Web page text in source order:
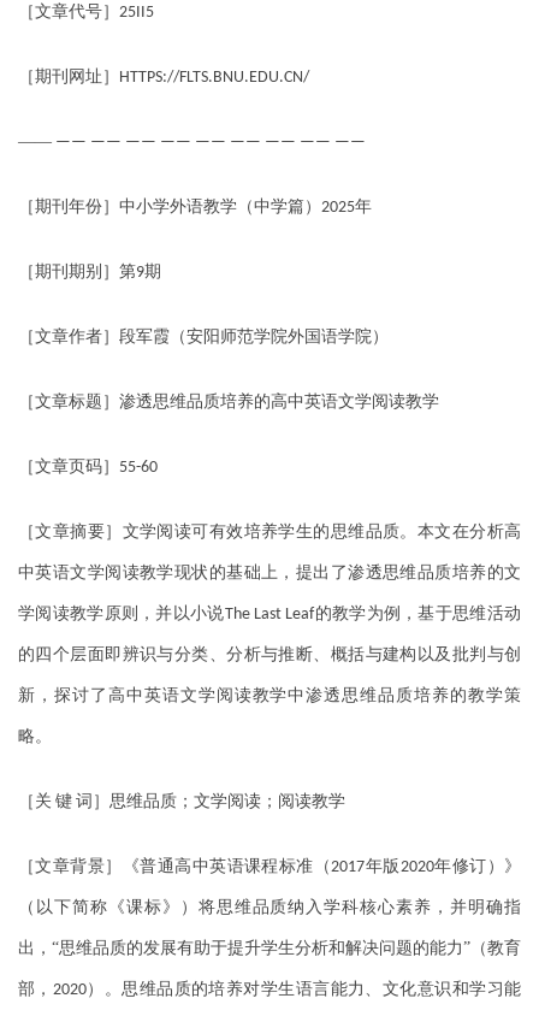
［文章代号］ 25II5
［期刊网址］ HTTPS://FLTS.BNU.EDU.CN/
—— —— —— —— —— —— —— —— —— ——
［期刊年份］中小学外语教学（中学篇） 2025年
［期刊期别］第9期
［文章作者］段军霞（安阳师范学院外国语学院）
［文章标题］渗透思维品质培养的高中英语文学阅读教学
［文章页码］ 55-60
［文章摘要］文学阅读可有效培养学生的思维品质。本文在分析高
中英语文学阅读教学现状的基础上，提出了渗透思维品质培养的文
学阅读教学原则，并以小说The Last Leaf的教学为例，基于思维活动
的四个层面即辨识与分类、分析与推断、概括与建构以及批判与创
新，探讨了高中英语文学阅读教学中渗透思维品质培养的教学策
略。
［关 键 词］思维品质；文学阅读；阅读教学
［文章背景］《普通高中英语课程标准（2017年版2020年修订）》
（以下简称《课标》）将思维品质纳入学科核心素养，并明确指
出，“思维品质的发展有助于提升学生分析和解决问题的能力”（教育
部， 2020）。思维品质的培养对学生语言能力、文化意识和学习能